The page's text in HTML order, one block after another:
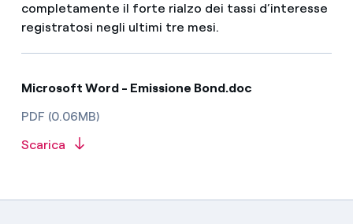
completamente il forte rialzo dei tassi d’interesse
registratosi negli ultimi tre mesi.
Microsoft Word - Emissione Bond.doc
PDF (0.06MB)
Scarica